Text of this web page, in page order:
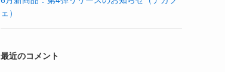
ェ）
最近のコメント